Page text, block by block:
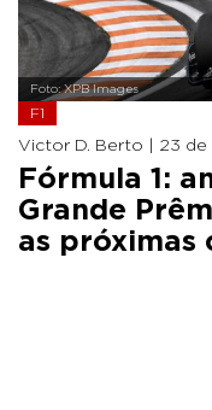
Foto: XPB Images
F1
Victor D. Berto | 23 de
Fórmula 1:
Grande
as próximas